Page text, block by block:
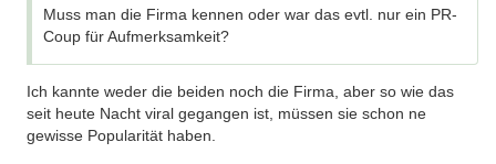
Muss man die Firma kennen oder war das evtl. nur ein PR-
Coup für Aufmerksamkeit?
Ich kannte weder die beiden noch die Firma, aber so wie das
seit heute Nacht viral gegangen ist, müssen sie schon ne
gewisse Popularität haben.